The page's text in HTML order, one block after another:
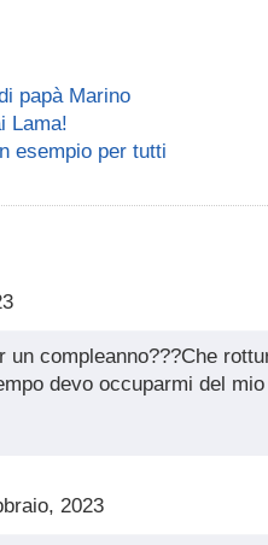
papà Marino
Lama!
esempio per tutti
un compleanno???Che
devo occuparmi del
2023